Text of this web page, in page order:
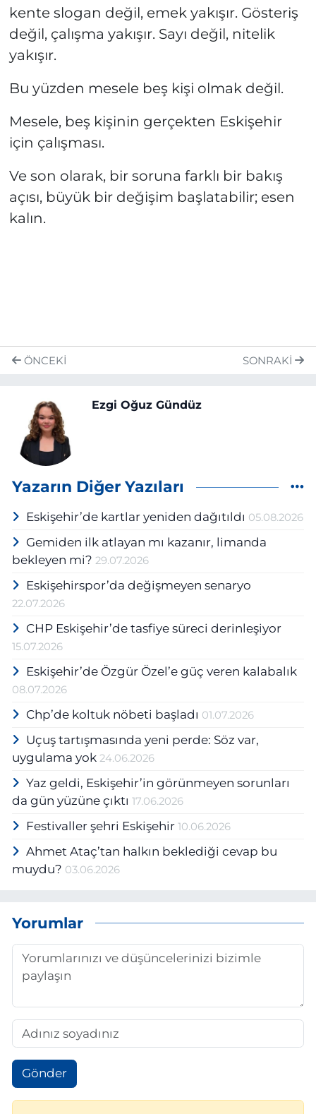
kente slogan değil, emek yakışır. Gösteriş
değil, çalışma yakışır. Sayı değil, nitelik
yakışır.
Bu yüzden mesele beş kişi olmak değil.
Mesele, beş kişinin gerçekten Eskişehir
için çalışması.
Ve son olarak, bir soruna farklı bir bakış
açısı, büyük bir değişim başlatabilir; esen
kalın.
ÖNCEKI SONRAKI
Ezgi Oğuz Gündüz
Yazarın Diğer Yazıları
Eskişehir’de kartlar yeniden dağıtıldı 05.08.2026
Gemiden ilk atlayan mı kazanır, limanda
bekleyen mi? 29.07.2026
Eskişehirspor’da değişmeyen senaryo
22.07.2026
CHP Eskişehir’de tasfiye süreci derinleşiyor
15.07.2026
Eskişehir’de Özgür Özel’e güç veren kalabalık
08.07.2026
Chp’de koltuk nöbeti başladı 01.07.2026
Uçuş tartışmasında yeni perde: Söz var,
uygulama yok 24.06.2026
Yaz geldi, Eskişehir’in görünmeyen sorunları
da gün yüzüne çıktı 17.06.2026
Festivaller şehri Eskişehir 10.06.2026
Ahmet Ataç’tan halkın beklediği cevap bu
muydu? 03.06.2026
Yorumlar
Gönder